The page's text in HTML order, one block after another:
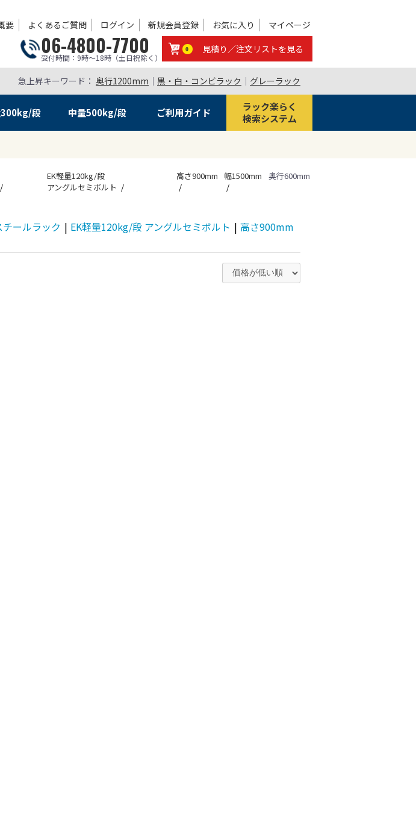
要 よくあるご質問 ログイン 新規会員登録 お気に入り マイページ
06-4800-7700
受付時間：9時～18時（土日祝除く）
0 見積り／注文リストを見る
急上昇キーワード： 奥行1200mm ｜ 黒・白・コンビラック ｜ グレーラック
300kg/段 中量500kg/段 ご利用ガイド
ラック楽らく
検索システム
EK軽量120kg/段
アングルセミボルト
高さ900mm 幅1500mm 奥行600mm
ールラック | EK軽量120kg/段 アングルセミボルト | 高さ900mm